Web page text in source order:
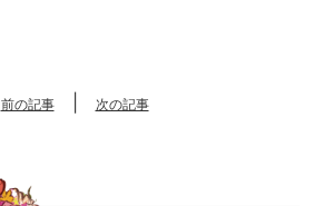
前の記事| 次の記事